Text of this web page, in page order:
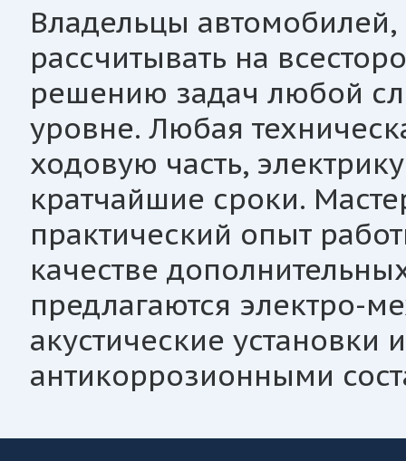
Владельцы
рассчитывать на
решению задач любой
уровне. Любая
ходовую часть,
кратчайшие сроки.
практический опыт
качестве
предлагаются электро-
акустические
антикоррозионными